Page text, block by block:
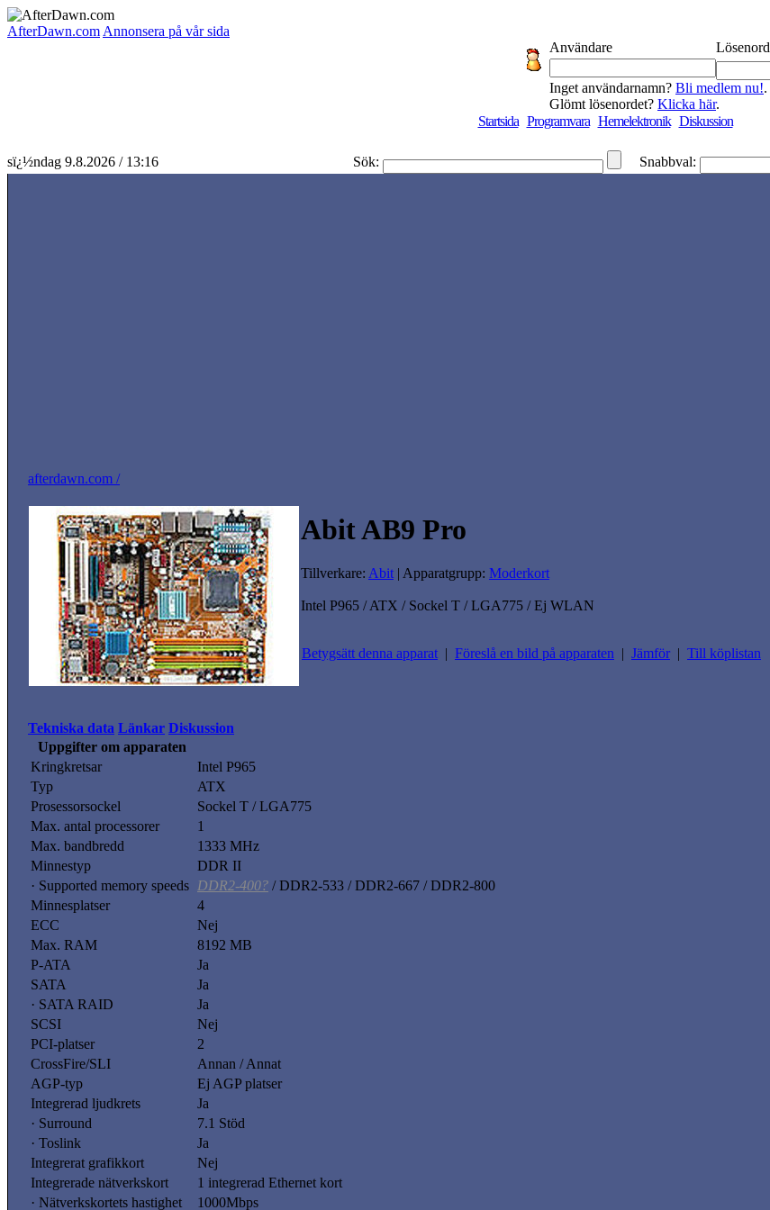
AfterDawn.com Annonsera på vår sida
Användare
Lösenord
Inget användarnamn? Bli medlem nu!.
Glömt lösenordet? Klicka här.
Startsida Programvara Hemelektronik Diskussion
sï¿½ndag 9.8.2026 / 13:16 Sök: Snabbval:
afterdawn.com /
Abit AB9 Pro
Tillverkare: Abit | Apparatgrupp: Moderkort
Intel P965 / ATX / Sockel T / LGA775 / Ej WLAN
Betygsätt denna apparat | Föreslå en bild på apparaten | Jämför | Till köplistan
Tekniska data Länkar Diskussion
Uppgifter om apparaten
Kringkretsar
Intel P965
Typ
ATX
Prosessorsockel
Sockel T / LGA775
Max. antal processorer
1
Max. bandbredd
1333 MHz
Minnestyp
DDR II
· Supported memory speeds DDR2-400? / DDR2-533 / DDR2-667 / DDR2-800
Minnesplatser
4
ECC
Nej
Max. RAM
8192 MB
P-ATA
Ja
SATA
Ja
· SATA RAID
Ja
SCSI
Nej
PCI-platser
2
CrossFire/SLI
Annan / Annat
AGP-typ
Ej AGP platser
Integrerad ljudkrets
Ja
· Surround
7.1 Stöd
· Toslink
Ja
Integrerat grafikkort
Nej
Integrerade nätverkskort
1 integrerad Ethernet kort
· Nätverkskortets hastighet
1000Mbps